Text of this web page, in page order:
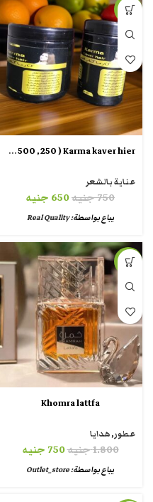
-13%
Karma kaver hier ( 500 , 250 جرام )
عناية بالشعر
750جنيه650 جنيه
يباع بواسطة:Real Quality
-58%
Khomra lattfa
عطور,هدايا
1.800جنيه750 جنيه
يباع بواسطة:Outlet_store